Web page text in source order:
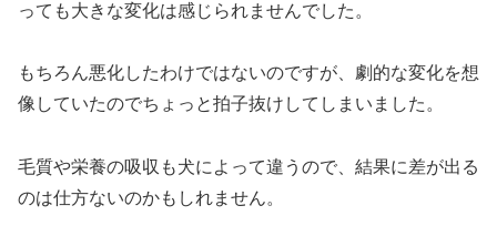
っても大きな変化は感じられませんでした。
もちろん悪化したわけではないのですが、劇的な変化を想
像していたのでちょっと拍子抜けしてしまいました。
毛質や栄養の吸収も犬によって違うので、結果に差が出る
のは仕方ないのかもしれません。